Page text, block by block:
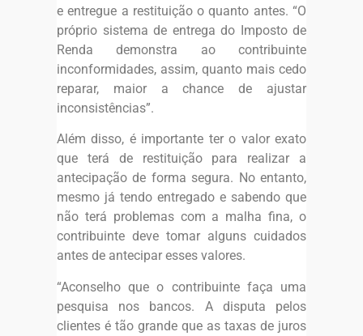
e entregue a restituição o quanto antes. “O
próprio sistema de entrega do Imposto de
Renda demonstra ao contribuinte
inconformidades, assim, quanto mais cedo
reparar, maior a chance de ajustar
inconsistências”.
Além disso, é importante ter o valor exato
que terá de restituição para realizar a
antecipação de forma segura. No entanto,
mesmo já tendo entregado e sabendo que
não terá problemas com a malha fina, o
contribuinte deve tomar alguns cuidados
antes de antecipar esses valores.
“Aconselho que o contribuinte faça uma
pesquisa nos bancos. A disputa pelos
clientes é tão grande que as taxas de juros